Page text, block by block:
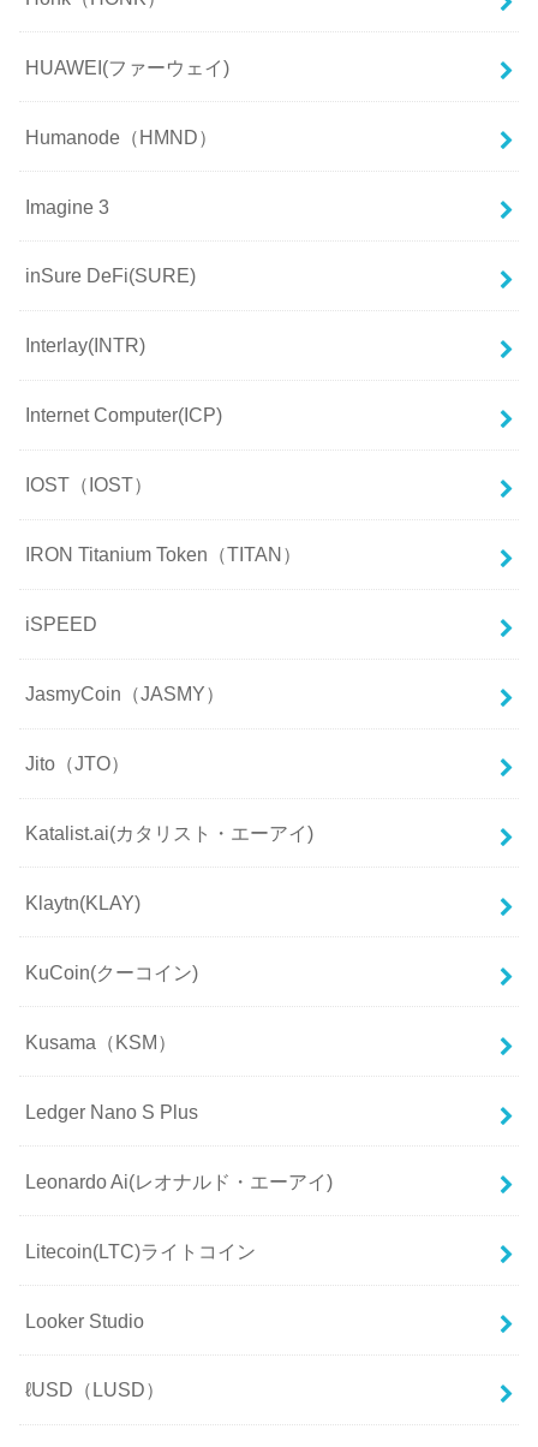
HUAWEI(ファーウェイ)
Humanode（HMND）
Imagine 3
inSure DeFi(SURE)
Interlay(INTR)
Internet Computer(ICP)
IOST（IOST）
IRON Titanium Token（TITAN）
iSPEED
JasmyCoin（JASMY）
Jito（JTO）
Katalist.ai(カタリスト・エーアイ)
Klaytn(KLAY)
KuCoin(クーコイン)
Kusama（KSM）
Ledger Nano S Plus
Leonardo Ai(レオナルド・エーアイ)
Litecoin(LTC)ライトコイン
Looker Studio
ℓUSD（LUSD）